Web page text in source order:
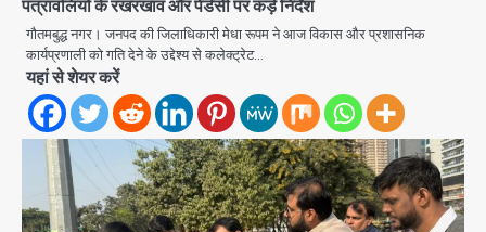
पत्रावलियों के रखरखाव और पेंडेंसी पर कड़े निर्देश
गौतमबुद्ध नगर। जनपद की जिलाधिकारी मेधा रूपम ने आज विकास और प्रशासनिक
कार्यप्रणाली को गति देने के उद्देश्य से कलेक्ट्रेट…
यहां से शेयर करें